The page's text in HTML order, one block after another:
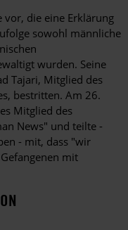
die eine Erklärung
sowohl männliche
wurden. Seine
Tajari, Mitglied des
bestritten. Am 26.
Mitglied des
News" und teilte -
- mit, dass "wir
mit